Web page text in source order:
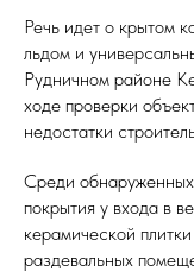
Речь идет о крытом
льдом и
Рудничном районе
ходе проверки
недостатки
Среди
покрытия у входа в
керамической
раздевальных